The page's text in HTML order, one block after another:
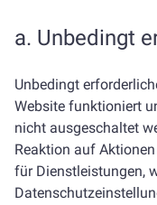
a. Unbedingt
Unbedingt
Website funktioniert
nicht ausgeschaltet
Reaktion auf
für Dienstleistungen,